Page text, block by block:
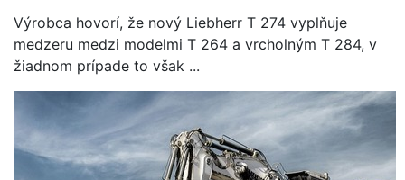
Výrobca hovorí, že nový Liebherr T 274 vyplňuje
medzeru medzi modelmi T 264 a vrcholným T 284, v
žiadnom prípade to však ...